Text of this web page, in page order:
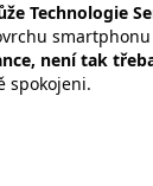
Technologie
není tak
spokojeni.